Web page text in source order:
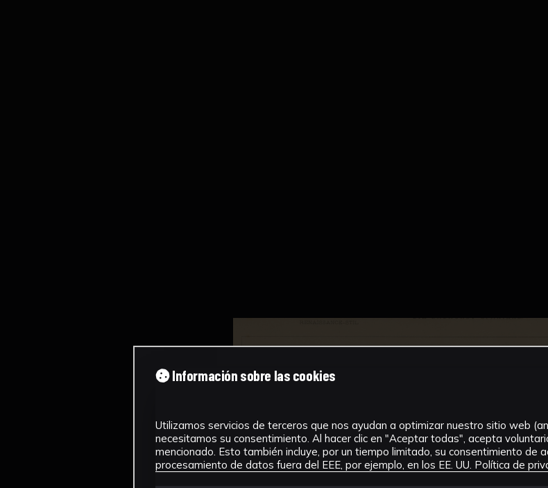
Información sobre las cookies
Utilizamos servicios de terceros que nos ayudan a optimizar nuestro sitio web
necesitamos su consentimiento. Al hacer clic en "Aceptar todas", acepta
mencionado. Esto también incluye, por un tiempo limitado, su consentimiento de
procesamiento de datos fuera del EEE, por ejemplo, en los EE. UU. Política de